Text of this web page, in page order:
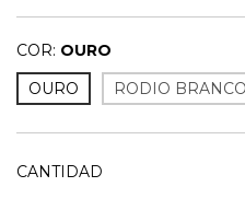
COR: OURO
OURO
RODIO BRANCO
CANTIDAD